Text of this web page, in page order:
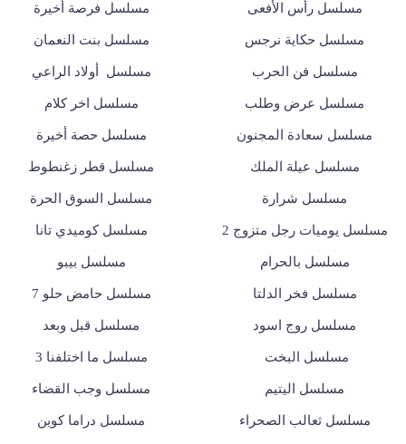
مسلسل رأس الأفعى مسلسل فرصة أخيرة
مسلسل حكاية نرجس مسلسل بنت النعمان
مسلسل فن الحرب مسلسل أولاد الراعي
مسلسل عرض وطلب مسلسل اخر كلام
مسلسل سعادة المجنون مسلسل حصة أخيرة
مسلسل عيلة الملك مسلسل قطر زغنطوط
مسلسل شرارة مسلسل السوق الحرة
مسلسل يوميات رجل متزوج 2 مسلسل كوميدي تانا
مسلسل بالحرام مسلسل بيبو
مسلسل فخر الدلتا مسلسل حامض حلو 7
مسلسل روج اسود مسلسل قبل وبعد
مسلسل البخت مسلسل ما اختلفنا 3
مسلسل اليتيم مسلسل وجب القضاء
مسلسل ثعالب الصحراء مسلسل دراما كوين